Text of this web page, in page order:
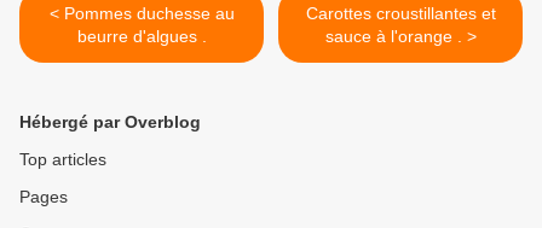
< Pommes duchesse au
beurre d'algues .
Carottes croustillantes et
sauce à l'orange . >
Hébergé par Overblog
Top articles
Pages